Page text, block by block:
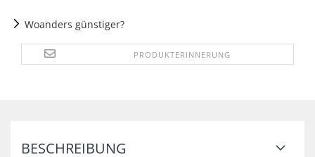
Woanders günstiger?
PRODUKTERINNERUNG
BESCHREIBUNG